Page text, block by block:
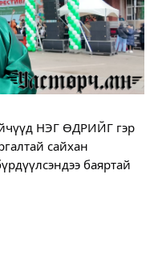
НЭГ ӨДРИЙГ гэр
сайхан
баяртай